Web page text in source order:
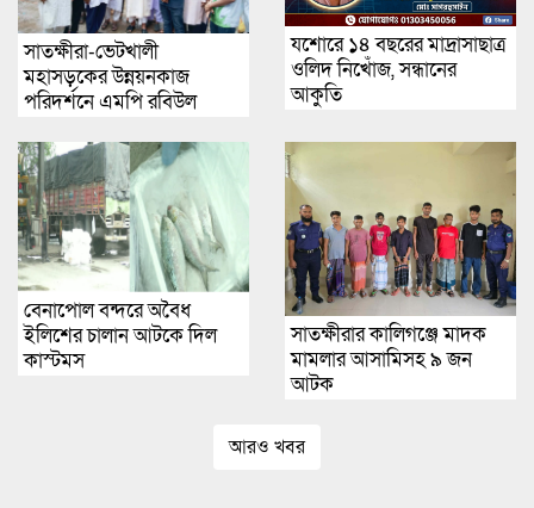
সাতক্ষীরা-ভেটখালী
মহাসড়কের উন্নয়নকাজ
পরিদর্শনে এমপি রবিউল
যশোরে ১৪ বছরের মাদ্রাসাছাত্র
ওলিদ নিখোঁজ, সন্ধানের
আকুতি
বেনাপোল বন্দরে অবৈধ
ইলিশের চালান আটকে দিল
কাস্টমস
সাতক্ষীরার কালিগঞ্জে মাদক
মামলার আসামিসহ ৯ জন
আটক
আরও খবর